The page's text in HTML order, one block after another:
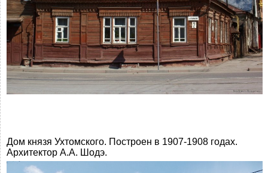
Дом князя Ухтомского. Построен в 1907-1908 годах.
Архитектор А.А. Шодэ.